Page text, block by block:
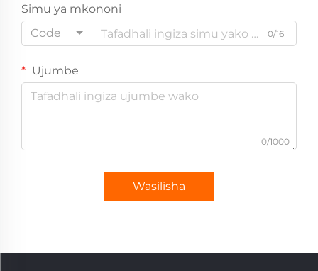
Simu ya mkononi
Code
0/16
Ujumbe
0/1000
Wasilisha